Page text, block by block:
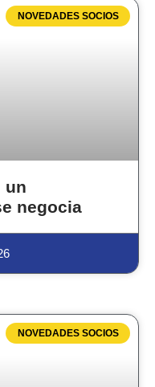
NOVEDADES SOCIOS
un
negocia
NOVEDADES SOCIOS